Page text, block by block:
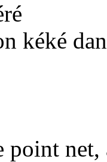
kéké
net,